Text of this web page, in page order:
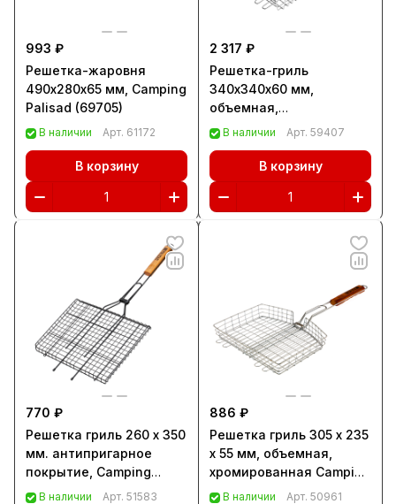
993 ₽
Решетка-жаровня
490х280х65 мм, Camping
Palisad (69705)
В наличии Арт. 61172
В корзину
2 317 ₽
Решетка-гриль
340х340х60 мм,
объемная,
нержавеющая сталь,
В наличии Арт. 59407
В корзину
770 ₽
Решетка гриль 260 х 350
мм. антипригарное
покрытие, Camping
Palisad (69556)
В наличии Арт. 51583
886 ₽
Решетка гриль 305 х 235
х 55 мм, объемная,
хромированная Camping
Palisad (69559)
В наличии Арт. 50961